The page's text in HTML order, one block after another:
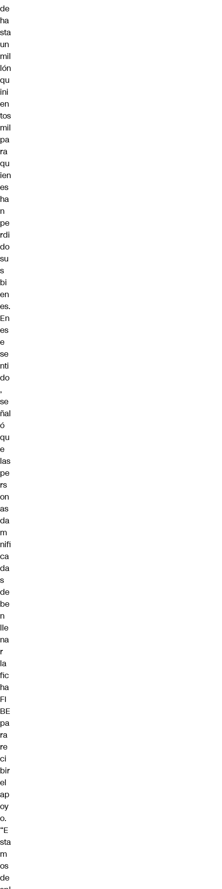
de
ha
sta
un
mil
lón
qu
ini
en
tos
mil
pa
ra
qu
ien
es
ha
n
pe
rdi
do
su
s
bi
en
es.
En
es
e
se
nti
do
,
se
ñal
ó
qu
e
las
pe
rs
on
as
da
m
nifi
ca
da
s
de
be
n
lle
na
r
la
fic
ha
FI
BE
pa
ra
re
ci
bir
el
ap
oy
o.
“E
sta
m
os
de